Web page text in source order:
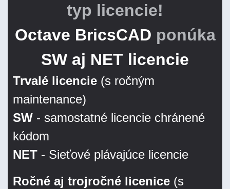
typ licencie!
Octave BricsCAD ponúka
SW aj NET licencie
Trvalé licencie (s ročným
maintenance)
SW - samostatné licencie chránené
kódom
NET - Sieťové plávajúce licencie
Ročné aj trojročné licenice (s